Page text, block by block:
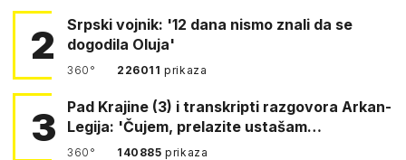
2
Srpski vojnik: '12 dana nismo znali da se
dogodila Oluja'
360° 226011prikaza
3
Pad Krajine (3) i transkripti razgovora Arkan-
Legija: 'Čujem, prelazite ustašam…
360° 140885prikaza